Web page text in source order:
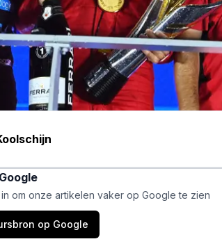
om onze artikelen vaker op Google te zien
op Google